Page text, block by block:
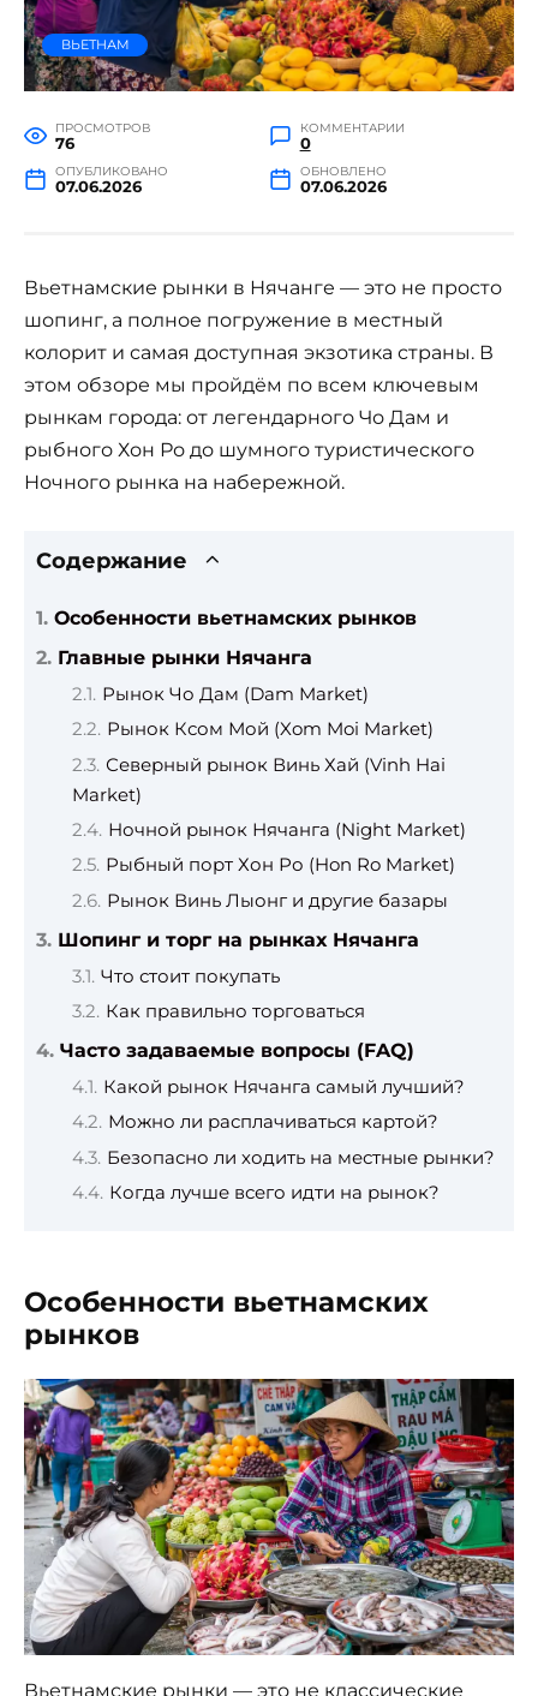
ВЬЕТНАМ
ПРОСМОТРОВ
76
КОММЕНТАРИИ
0
ОПУБЛИКОВАНО
07.06.2026
ОБНОВЛЕНО
07.06.2026
Вьетнамские рынки в Нячанге — это не просто
шопинг, а полное погружение в местный
колорит и самая доступная экзотика страны. В
этом обзоре мы пройдём по всем ключевым
рынкам города: от легендарного Чо Дам и
рыбного Хон Ро до шумного туристического
Ночного рынка на набережной.
Содержание
Особенности вьетнамских рынков
Главные рынки Нячанга
Рынок Чо Дам (Dam Market)
Рынок Ксом Мой (Xom Moi Market)
Северный рынок Винь Хай (Vinh Hai
Market)
Ночной рынок Нячанга (Night Market)
Рыбный порт Хон Ро (Hon Ro Market)
Рынок Винь Лыонг и другие базары
Шопинг и торг на рынках Нячанга
Что стоит покупать
Как правильно торговаться
Часто задаваемые вопросы (FAQ)
Какой рынок Нячанга самый лучший?
Можно ли расплачиваться картой?
Безопасно ли ходить на местные рынки?
Когда лучше всего идти на рынок?
Особенности вьетнамских
рынков
Вьетнамские рынки — это не классические